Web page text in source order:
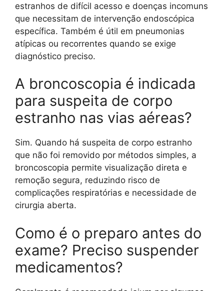
estranhos de difícil acesso e doenças incomuns
que necessitam de intervenção endoscópica
específica. Também é útil em pneumonias
atípicas ou recorrentes quando se exige
diagnóstico preciso.
A broncoscopia é indicada
para suspeita de corpo
estranho nas vias aéreas?
Sim. Quando há suspeita de corpo estranho
que não foi removido por métodos simples, a
broncoscopia permite visualização direta e
remoção segura, reduzindo risco de
complicações respiratórias e necessidade de
cirurgia aberta.
Como é o preparo antes do
exame? Preciso suspender
medicamentos?